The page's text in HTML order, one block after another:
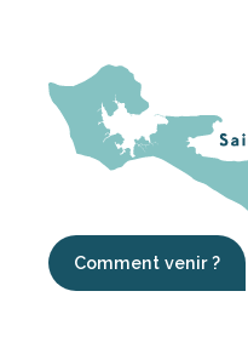
Comment venir ?